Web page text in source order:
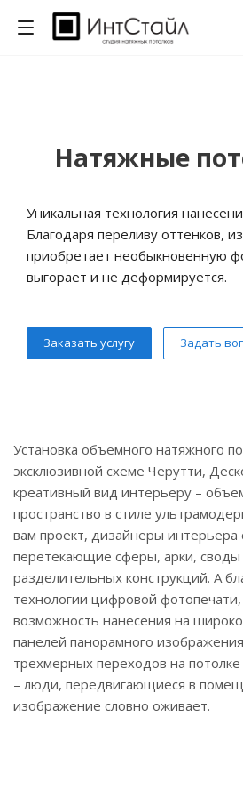
Натяжные
Уникальная технология
Благодаря переливу оттенков,
приобретает необыкновенную
выгорает и не деформируется.
Заказать услугу Задать
Установка объемного натяжного
эксклюзивной схеме Черутти,
креативный вид интерьеру –
пространство в стиле
вам проект, дизайнеры интерьера
перетекающие сферы, арки,
разделительных конструкций. А
технологии цифровой фотопечати,
возможность нанесения на
панелей панорамного
трехмерных переходов на
– люди, передвигающиеся в
изображение словно оживает.